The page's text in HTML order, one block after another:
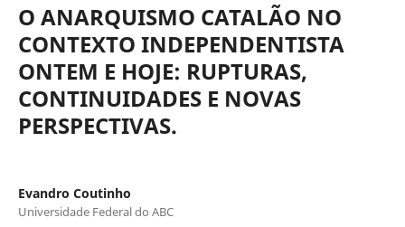
O ANARQUISMO CATALÃO NO
CONTEXTO INDEPENDENTISTA
ONTEM E HOJE: RUPTURAS,
CONTINUIDADES E NOVAS
PERSPECTIVAS.
Evandro Coutinho
Universidade Federal do ABC